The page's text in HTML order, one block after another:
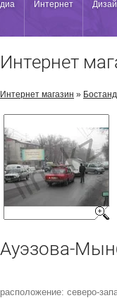
Интернет
Интернет
Интернет магазин »
Ауэзова-
расположение: северо-